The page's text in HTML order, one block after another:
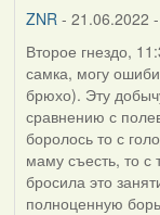
ZNR - 21.06.2022
Второе гнездо,
самка, могу
брюхо). Эту
сравнению с
боролось то с
маму съесть, то с
бросила это
полноценную